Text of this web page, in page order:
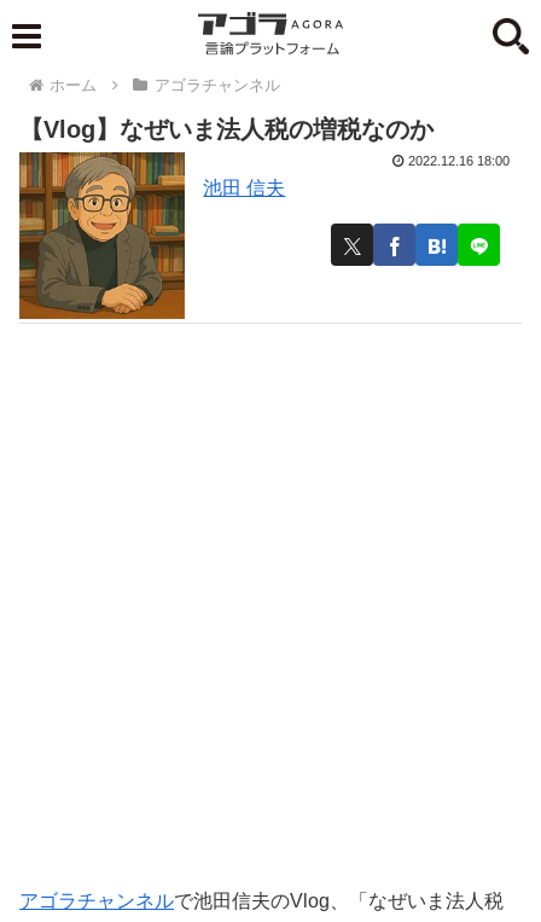
ホーム アゴラチャンネル
【Vlog】なぜいま法人税の増税なのか
池田 信夫
2022.12.16 18:00
アゴラチャンネルで池田信夫のVlog、「なぜいま法人税